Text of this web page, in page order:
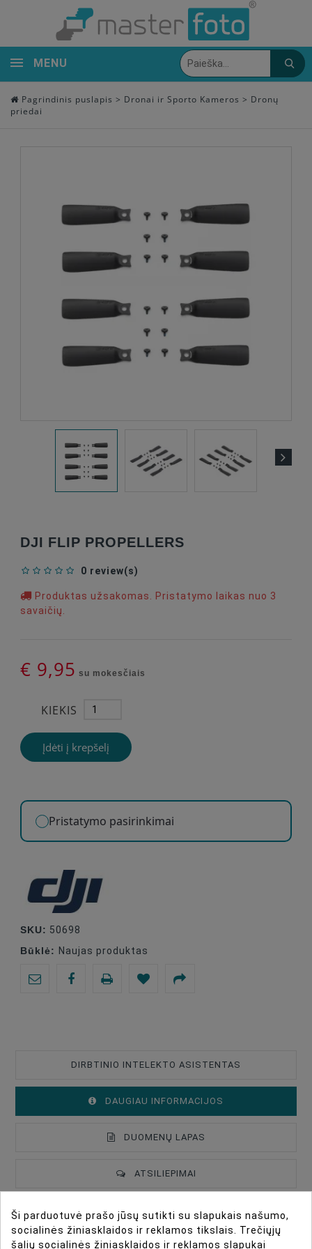
MENU
Pagrindinis puslapis > Dronai ir Sporto Kameros > Dronų
priedai
DJI FLIP PROPELLERS
0 review(s)
Produktas užsakomas. Pristatymo laikas nuo 3
savaičių.
€ 9,95 su mokesčiais
KIEKIS
Įdėti į krepšelį
Pristatymo pasirinkimai
SKU: 50698
Būklė: Naujas produktas
DIRBTINIO INTELEKTO ASISTENTAS
DAUGIAU INFORMACIJOS
DUOMENŲ LAPAS
ATSILIEPIMAI
Type Of Product Drone Accessories
DJI Flip Propellers
Ši parduotuvė prašo jūsų sutikti su slapukais našumo,
socialinės žiniasklaidos ir reklamos tikslais. Trečiųjų
šalių socialinės žiniasklaidos ir reklamos slapukai